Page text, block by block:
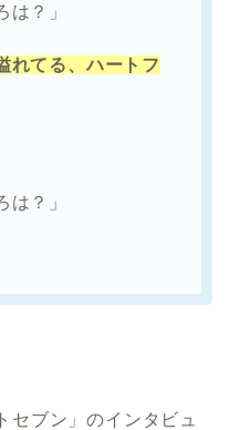
は？」
れてる、ハートフ
は？」
セブン」のインタビュ